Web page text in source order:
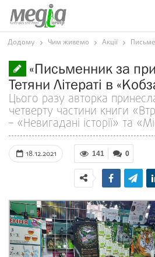
Додому Чим живемо Акції
«Письменник за
Тетяни Літераті в
Цього разу авторка
четверту частини книги
– «Невигадані історії» та
18.12.2021 0
141